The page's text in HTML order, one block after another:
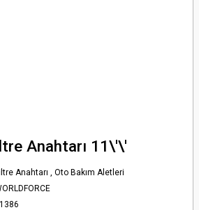
Anahtarı 11\'\'
Anahtarı ,Oto Bakım Aletleri